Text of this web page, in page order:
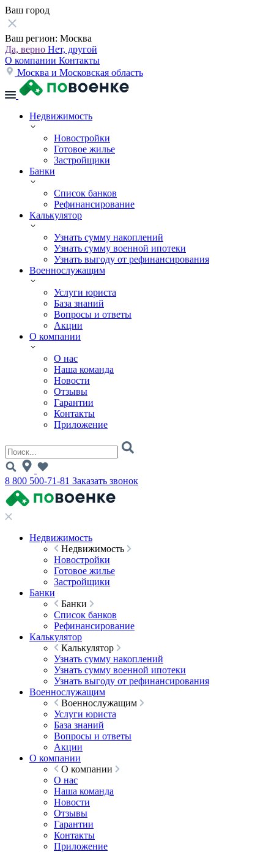
Ваш город
Ваш регион: Москва
Да, верно Нет, другой
О компании Контакты
Москва и Московская область
Недвижимость
Новостройки
Готовое жилье
Застройщики
Банки
Список банков
Рефинансирование
Калькулятор
Узнать сумму накоплений
Узнать сумму военной ипотеки
Узнать выгоду от рефинансирования
Военнослужащим
Услуги юриста
База знаний
Вопросы и ответы
Акции
О компании
О нас
Наша команда
Новости
Отзывы
Гарантии
Контакты
Приложение
8 800 500-71-81 Заказать звонок
Недвижимость
Недвижимость
Новостройки
Готовое жилье
Застройщики
Банки
Банки
Список банков
Рефинансирование
Калькулятор
Калькулятор
Узнать сумму накоплений
Узнать сумму военной ипотеки
Узнать выгоду от рефинансирования
Военнослужащим
Военнослужащим
Услуги юриста
База знаний
Вопросы и ответы
Акции
О компании
О компании
О нас
Наша команда
Новости
Отзывы
Гарантии
Контакты
Приложение